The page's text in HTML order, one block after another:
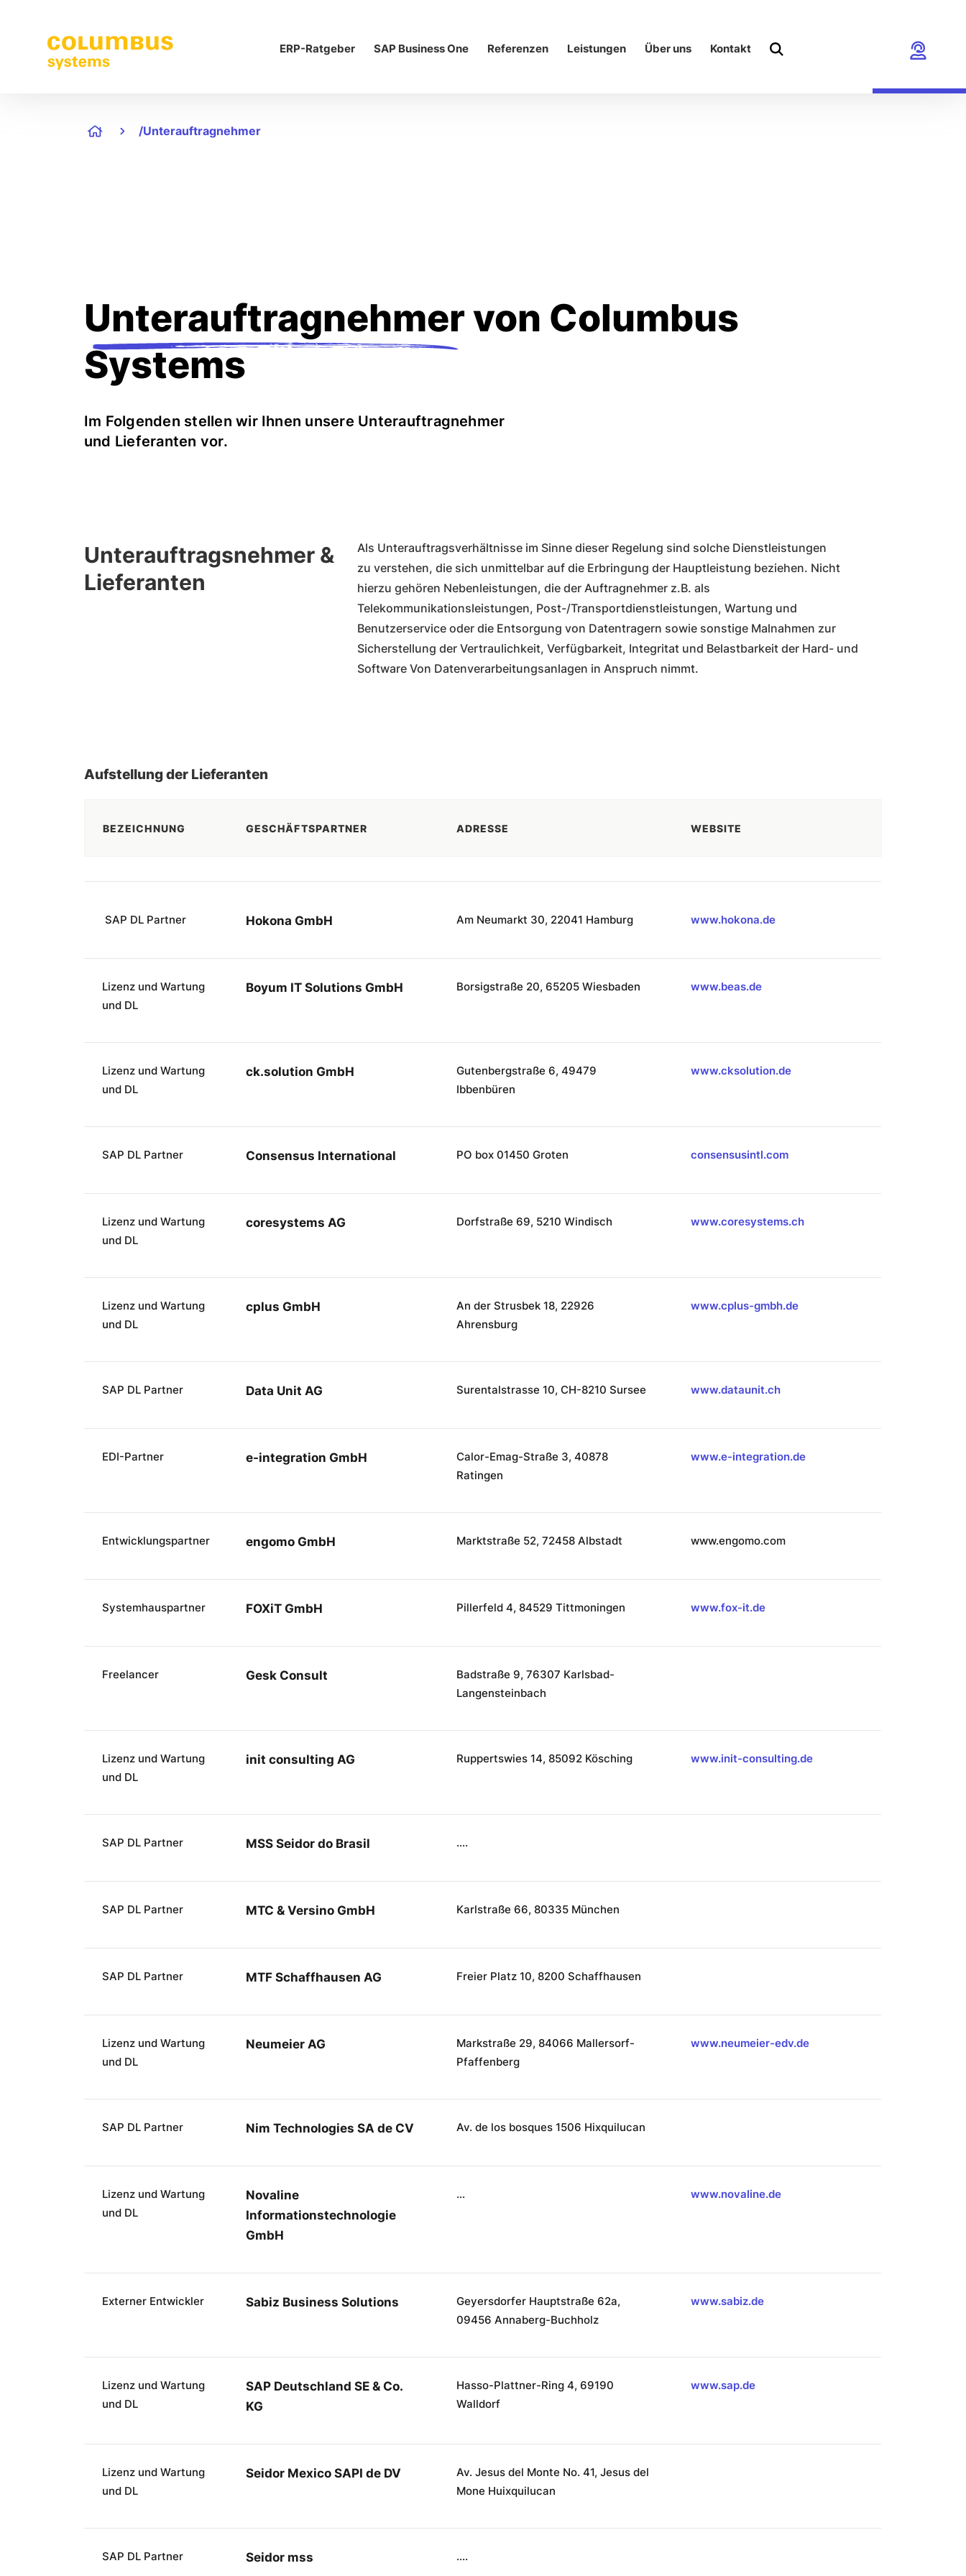
ERP-Ratgeber SAP Business One Referenzen Leistungen Über uns Kontakt
/Unterauftragnehmer
Unterauftragnehmervon Columbus
Systems
Im Folgenden stellen wir Ihnen unsere Unterauftragnehmer
und Lieferanten vor.
Unterauftragsnehmer &
Lieferanten
Als Unterauftragsverhältnisse im Sinne dieser Regelung sind solche Dienstleistungen
zu verstehen, die sich unmittelbar auf die Erbringung der Hauptleistung beziehen. Nicht
hierzu gehören Nebenleistungen, die der Auftragnehmer z.B. als
Telekommunikationsleistungen, Post-/Transportdienstleistungen, Wartung und
Benutzerservice oder die Entsorgung von Datentragern sowie sonstige Malnahmen zur
Sicherstellung der Vertraulichkeit, Verfügbarkeit, Integritat und Belastbarkeit der Hard- und
Software Von Datenverarbeitungsanlagen in Anspruch nimmt.
Aufstellung der Lieferanten
BEZEICHNUNG GESCHÄFTSPARTNER ADRESSE WEBSITE
SAP DL Partner Hokona GmbH Am Neumarkt 30, 22041 Hamburg www.hokona.de
Lizenz und Wartung
und DL
Boyum IT Solutions GmbH Borsigstraße 20, 65205 Wiesbaden www.beas.de
Lizenz und Wartung
und DL
ck.solution GmbH
Gutenbergstraße 6, 49479
Ibbenbüren
www.cksolution.de
SAP DL Partner Consensus International PO box 01450 Groten consensusintl.com
Lizenz und Wartung
und DL
coresystems AG Dorfstraße 69, 5210 Windisch www.coresystems.ch
Lizenz und Wartung
und DL
cplus GmbH
An der Strusbek 18, 22926
Ahrensburg
www.cplus-gmbh.de
SAP DL Partner Data Unit AG Surentalstrasse 10, CH-8210 Sursee www.dataunit.ch
EDI-Partner e-integration GmbH
Calor-Emag-Straße 3, 40878
Ratingen
www.e-integration.de
Entwicklungspartner engomo GmbH Marktstraße 52, 72458 Albstadt www.engomo.com
Systemhauspartner FOXiT GmbH Pillerfeld 4, 84529 Tittmoningen www.fox-it.de
Freelancer Gesk Consult
Badstraße 9, 76307 Karlsbad-
Langensteinbach
Lizenz und Wartung
und DL
init consulting AG Ruppertswies 14, 85092 Kösching www.init-consulting.de
SAP DL Partner MSS Seidor do Brasil ....
SAP DL Partner MTC & Versino GmbH Karlstraße 66, 80335 München
SAP DL Partner MTF Schaffhausen AG Freier Platz 10, 8200 Schaffhausen
Lizenz und Wartung
und DL
Neumeier AG
Markstraße 29, 84066 Mallersorf-
Pfaffenberg
www.neumeier-edv.de
SAP DL Partner Nim Technologies SA de CV Av. de los bosques 1506 Hixquilucan
Lizenz und Wartung
und DL
Novaline
Informationstechnologie
GmbH
... www.novaline.de
Externer Entwickler Sabiz Business Solutions
Geyersdorfer Hauptstraße 62a,
09456 Annaberg-Buchholz
www.sabiz.de
Lizenz und Wartung
und DL
SAP Deutschland SE & Co.
KG
Hasso-Plattner-Ring 4, 69190
Walldorf
www.sap.de
Lizenz und Wartung
und DL
Seidor Mexico SAPI de DV
Av. Jesus del Monte No. 41, Jesus del
Mone Huixquilucan
SAP DL Partner Seidor mss ....